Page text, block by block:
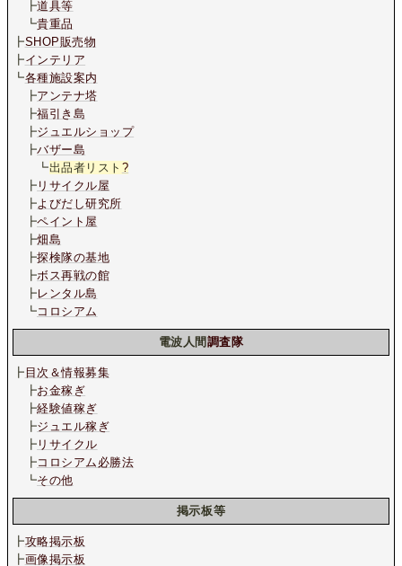
┣道具等
┗貴重品
┣SHOP販売物
┣インテリア
┗各種施設案内
┣アンテナ塔
┣福引き島
┣ジュエルショップ
┣バザー島
┗出品者リスト ?
┣ リサイクル屋
┣よびだし研究所
┣ペイント屋
┣畑島
┣探検隊の基地
┣ボス再戦の館
┣レンタル島
┗コロシアム
電波人間 調査隊
┣ 目次＆情報募集
┣お金稼ぎ
┣経験値稼ぎ
┣ジュエル稼ぎ
┣ リサイクル
┣コロシアム必勝法
┗その他
掲示板等
┣攻略掲示板
┣画像掲示板